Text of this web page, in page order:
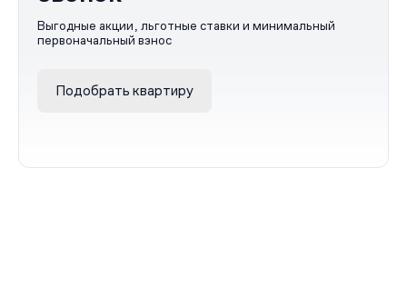
Выгодные акции, льготные ставки и минимальный
первоначальный взнос
Подобрать квартиру